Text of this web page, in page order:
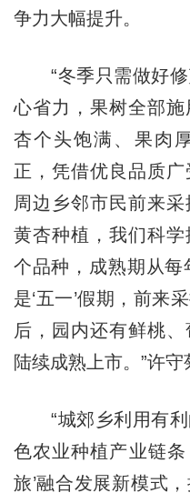
争力大幅提升。
“冬季只需做好修
心省力，果树全部
杏个头饱满、果肉
正，凭借优良品质
周边乡邻市民前来
黄杏种植，我们科
个品种，成熟期从每
是‘五一’假期，前来
后，园内还有鲜桃
陆续成熟上市。”许守
“城郊乡利用有利
色农业种植产业链
旅’融合发展新模式